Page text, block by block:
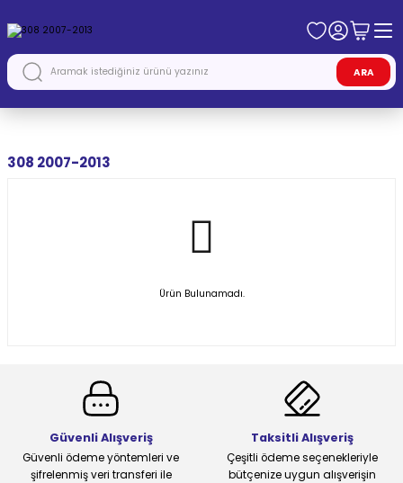
ARA
308 2007-2013
Ürün Bulunamadı.
Güvenli Alışveriş
Güvenli ödeme yöntemleri ve
şifrelenmiş veri transferi ile
Taksitli Alışveriş
Çeşitli ödeme seçenekleriyle
bütçenize uygun alışverişin